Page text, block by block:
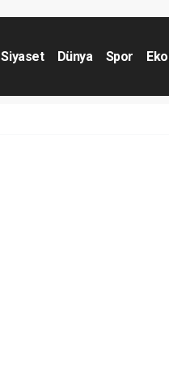
Siyaset Dünya Spor